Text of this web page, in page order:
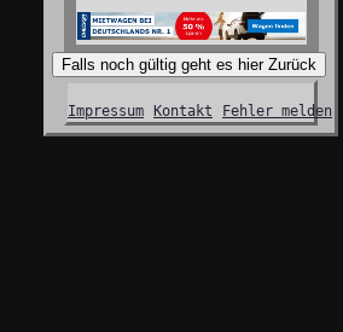
Falls noch gültig geht es hier Zurück
Impressum Kontakt Fehler melden